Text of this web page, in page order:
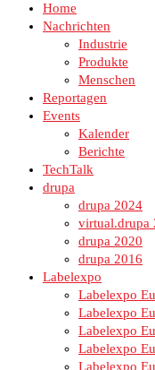
Home
Nachrichten
Industrie
Produkte
Menschen
Reportagen
Events
Kalender
Berichte
TechTalk
drupa
drupa 2024
virtual.drupa
drupa 2020
drupa 2016
Labelexpo
Labelexpo
Labelexpo
Labelexpo
Labelexpo
Labelexpo